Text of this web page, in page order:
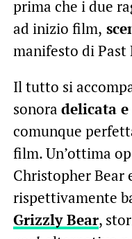
prima che i due
ad inizio film,
manifesto di Past
Il tutto si
sonora delicata
comunque
film. Un’ottima
Christopher Bear
rispettivamente
Grizzly Bear,